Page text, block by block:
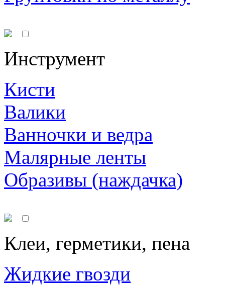
Инструмент
Кисти
Валики
Ванночки и ведра
Малярные ленты
Образивы (наждачка)
Клеи, герметики, пена
Жидкие гвозди